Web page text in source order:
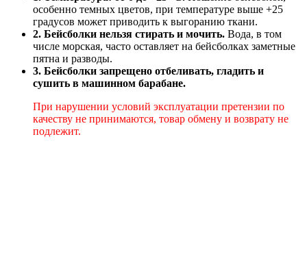
особенно темных цветов, при температуре выше +25
градусов может приводить к выгоранию ткани.
2. Бейсболки нельзя стирать и мочить. Вода, в том
числе морская, часто оставляет на бейсболках заметные
пятна и разводы.
3. Бейсболки запрещено отбеливать, гладить и
сушить в машинном барабане.
При нарушении условий эксплуатации претензии по
качеству не принимаются, товар обмену и возврату не
подлежит.